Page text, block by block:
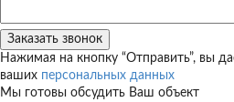
Нажимая на кнопку “Отправить”, вы
ваших персональных данных
Мы готовы обсудить Ваш объект